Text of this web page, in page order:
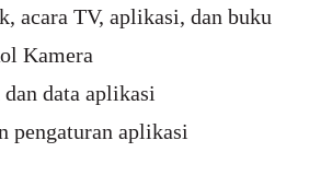
acara TV, aplikasi, dan buku
Kamera
data aplikasi
pengaturan aplikasi